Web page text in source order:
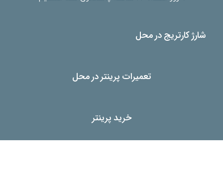
شارژ کارتریج در محل
تعمیرات پرینتر در محل
خرید پرینتر